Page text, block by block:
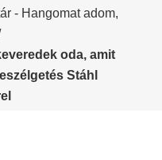
- Hangomat adom,
oda, amit
Stáhl